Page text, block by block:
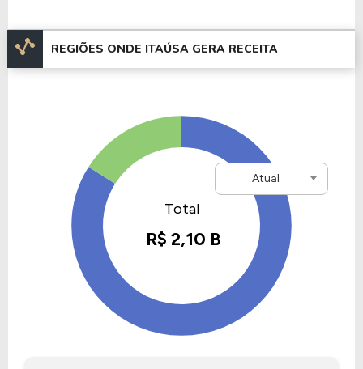
mercado financeiro brasileiro.
Entre os marcos históricos da Itaúsa, destaca-se a
estratégia de concentração em negócios
Esse movimento refletiu uma nova fase na história
da holding, focada em fortalecer seus
investimentos em setores estratégicos.
Informações Adicionais
A empresa Itaúsa, está listada na B3 com um valor
de mercado de R$ 148,86 Bilhões , tendo um
REGIÕES ONDE ITAÚSA GERA RECEITA
Atual